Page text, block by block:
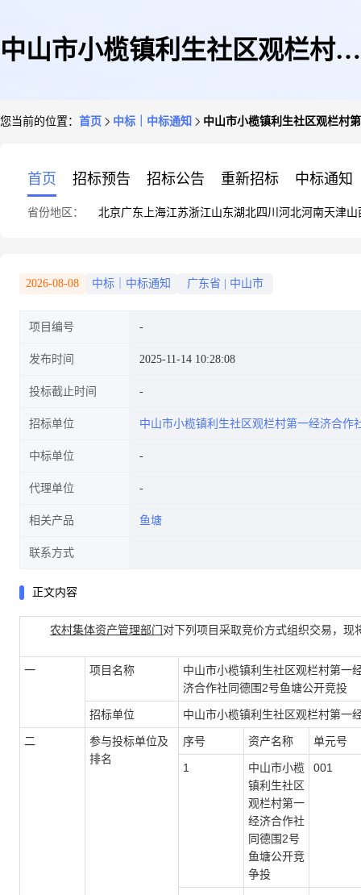
中山市小榄镇利生社区观栏村第
您当前的位置： 首页 中标｜中标通知 中山市小榄镇利生社区观栏村
首页 招标预告 招标公告 重新招标 中标通知
省份地区： 北京广东 上海江苏浙江山东湖北四川 河北河南天津山
2026-08-08 中标｜中标通知 广东省 中山市
项目编号
发布时间 2025-11-14 10:28:08
投标截止时间
招标单位 中山市小榄镇利生社区观栏村第一经济合作
中标单位
代理单位
相关产品 鱼塘
联系方式
正文内容
农村集体资产管理部门对下列项目采取竞价方式组织交易，现
一 项目名称
中山市小榄镇利生社区观栏村第一
济合作社同德围2号鱼塘公开竞投
招标单位 中山市小榄镇利生社区观栏村第一
二
参与投标单位及
排名
序号 资产名称 单元号
1
中山市小榄
镇利生社区
观栏村第一
经济合作社
同德围2号
鱼塘公开竞
争投
001